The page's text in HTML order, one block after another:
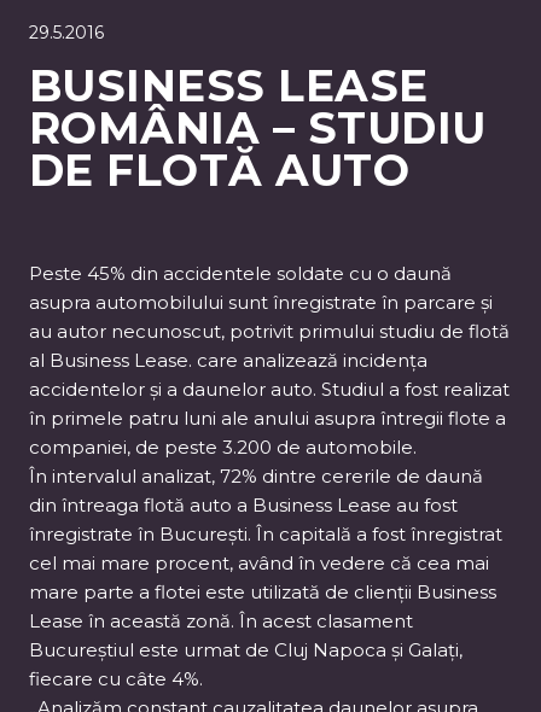
29.5.2016
BUSINESS LEASE
ROMÂNIA – STUDIU
DE FLOTĂ AUTO
Peste 45% din accidentele soldate cu o daună
asupra automobilului sunt înregistrate în parcare și
au autor necunoscut, potrivit primului studiu de flotă
al Business Lease. care analizează incidența
accidentelor și a daunelor auto. Studiul a fost realizat
în primele patru luni ale anului asupra întregii flote a
companiei, de peste 3.200 de automobile.
În intervalul analizat, 72% dintre cererile de daună
din întreaga flotă auto a Business Lease au fost
înregistrate în București. În capitală a fost înregistrat
cel mai mare procent, având în vedere că cea mai
mare parte a flotei este utilizată de clienții Business
Lease în această zonă. În acest clasament
Bucureștiul este urmat de Cluj Napoca și Galați,
fiecare cu câte 4%.